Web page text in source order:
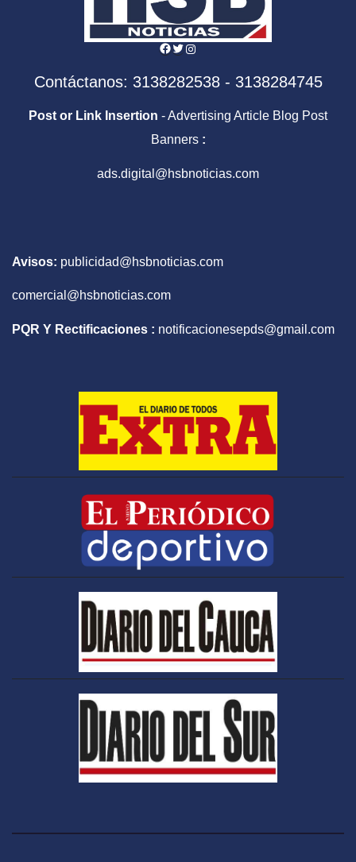
Facebook
Twitter
Instagram
Contáctanos: 3138282538 - 3138284745
Post or Link Insertion - Advertising Article Blog Post
Banners :
ads.digital@hsbnoticias.com
Avisos: publicidad@hsbnoticias.com
comercial@hsbnoticias.com
PQR Y Rectificaciones : notificacionesepds@gmail.com